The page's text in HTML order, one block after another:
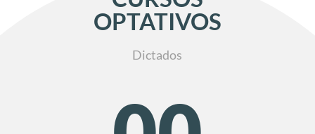
OPTATIVOS
Dictados